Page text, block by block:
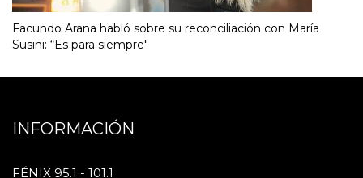
Facundo Arana habló sobre su reconciliación con María
Susini: “Es para siempre"
INFORMACIÓN
FÉNIX 95.1 - 101.1